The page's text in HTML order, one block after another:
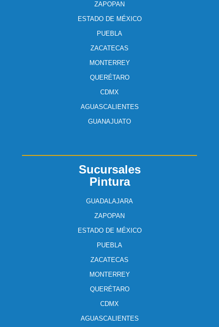
Sucursales
Pintura
GUADALAJARA
ZAPOPAN
ESTADO DE MÉXICO
PUEBLA
ZACATECAS
MONTERREY
QUERÉTARO
CDMX
AGUASCALIENTES
ZAPOPAN
ESTADO DE MÉXICO
PUEBLA
ZACATECAS
MONTERREY
QUERÉTARO
CDMX
AGUASCALIENTES
GUANAJUATO